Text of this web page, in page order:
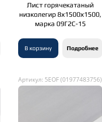
Лист горячекатаный
низколегир 8х1500х1500,
марка 09Г2С-15
В корзину Подробнее
Артикул: 5EOF (01977483756)